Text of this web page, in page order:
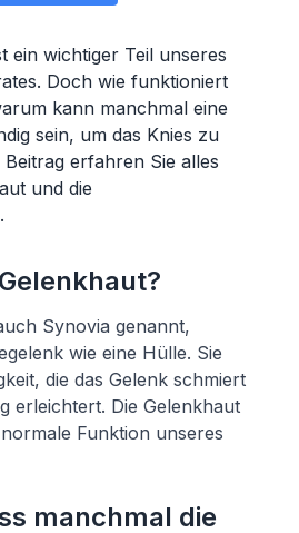
ein wichtiger Teil unseres
Doch wie funktioniert
kann manchmal eine
sein, um das Knies zu
Beitrag erfahren Sie alles
und die
Synovia genannt,
wie eine Hülle. Sie
die das Gelenk schmiert
erleichtert. Die Gelenkhaut
Funktion unseres
manchmal die